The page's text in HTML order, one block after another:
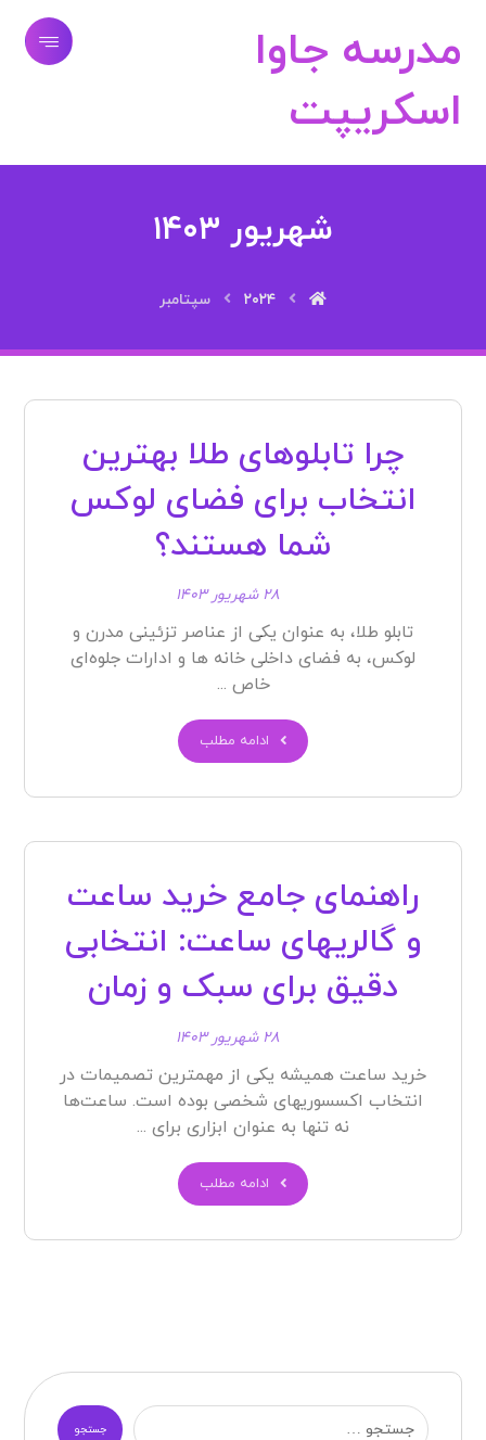
مدرسه جاوا
اسکریپت
شهریور ۱۴۰۳
۲۰۲۴ سپتامبر
چرا تابلوهای طلا بهترین
انتخاب برای فضای لوکس
شما هستند؟
۲۸ شهریور ۱۴۰۳
تابلو طلا، به عنوان یکی از عناصر تزئینی مدرن و
لوکس، به فضای داخلی خانه ها و ادارات جلوه‌ای
خاص ...
ادامه مطلب
راهنمای جامع خرید ساعت
و گالریهای ساعت: انتخابی
دقیق برای سبک و زمان
۲۸ شهریور ۱۴۰۳
خرید ساعت همیشه یکی از مهمترین تصمیمات در
انتخاب اکسسوریهای شخصی بوده است. ساعت‌ها
نه تنها به عنوان ابزاری برای ...
ادامه مطلب
جستجو